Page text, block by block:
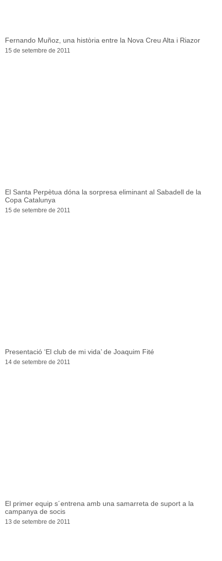
Fernando Muñoz, una història entre la Nova Creu Alta i Riazor
15 de setembre de 2011
El Santa Perpètua dóna la sorpresa eliminant al Sabadell de la
Copa Catalunya
15 de setembre de 2011
Presentació ‘El club de mi vida’ de Joaquim Fité
14 de setembre de 2011
El primer equip s´entrena amb una samarreta de suport a la
campanya de socis
13 de setembre de 2011